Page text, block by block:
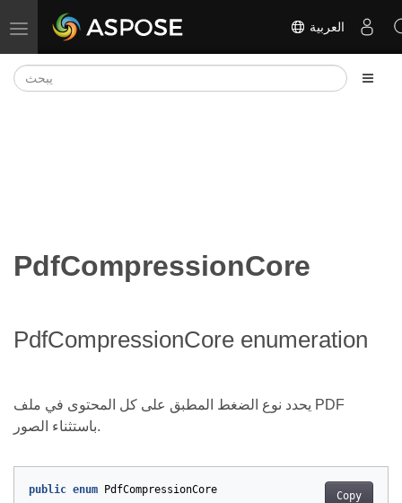
تبديل التنقل العربية
PdfCompressionCore
PdfCompressionCore enumeration
يحدد نوع الضغط المطبق على كل المحتوى في ملف PDF
باستثناء الصور.
Copy
public enum PdfCompressionCore